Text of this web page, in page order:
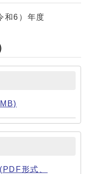
和6）年度
形式、